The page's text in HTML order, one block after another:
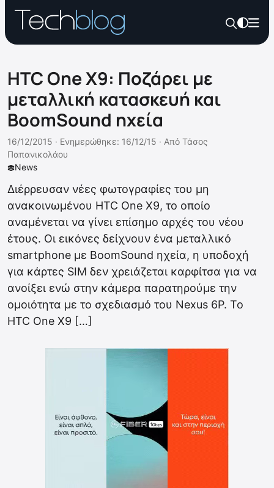
HTC One X9: Ποζάρει με
μεταλλική κατασκευή και
BoomSound ηχεία
News
16/12/2015 · Ενημερώθηκε: 16/12/15 · Από Τάσος
Παπανικολάου
Διέρρευσαν νέες φωτογραφίες του μη
ανακοινωμένου HTC One X9, το οποίο
αναμένεται να γίνει επίσημο αρχές του νέου
έτους. Οι εικόνες δείχνουν ένα μεταλλικό
smartphone με BoomSound ηχεία, η υποδοχή
για κάρτες SIM δεν χρειάζεται καρφίτσα για να
ανοίξει ενώ στην κάμερα παρατηρούμε την
ομοιότητα με το σχεδιασμό του Nexus 6P. Το
HTC One X9 […]